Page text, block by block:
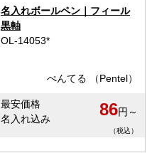
名入れボールペン｜フィール
黒軸
OL-14053*
ぺんてる （Pentel）
最安価格
名入れ込み
86円～
（税込）